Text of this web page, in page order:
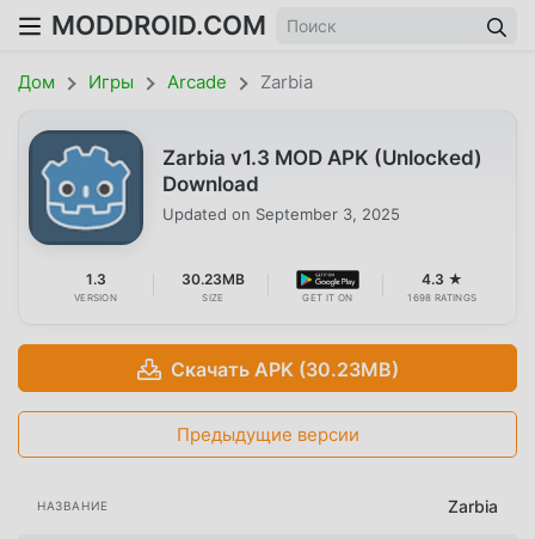
MODDROID.COM
Дом Игры Arcade Zarbia
Zarbia v1.3 MOD APK (Unlocked)
Download
Updated on September 3, 2025
1.3
VERSION
30.23MB
SIZE GET IT ON
4.3 ★
1698 RATINGS
Скачать APK (30.23MB)
Предыдущие версии
НАЗВАНИЕ Zarbia